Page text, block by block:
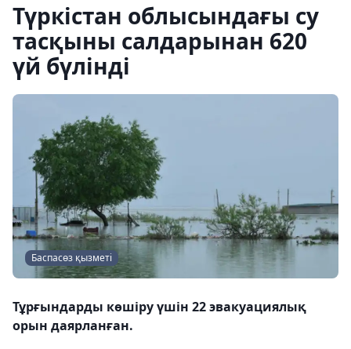
Түркістан облысындағы су
тасқыны салдарынан 620
үй бүлінді
Баспасөз қызметі
Тұрғындарды көшіру үшін 22 эвакуациялық
орын даярланған.